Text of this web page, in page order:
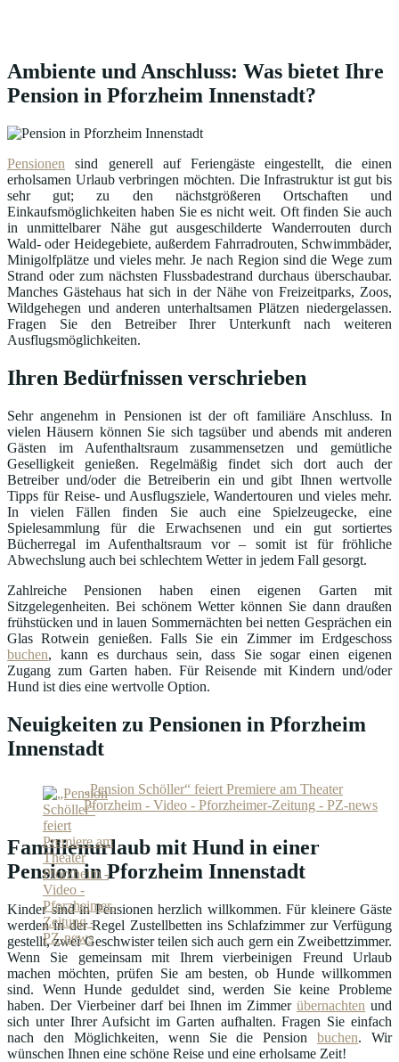
Ambiente und Anschluss: Was bietet Ihre
Pension in Pforzheim Innenstadt?
Pensionen sind generell auf Feriengäste eingestellt, die einen
erholsamen Urlaub verbringen möchten. Die Infrastruktur ist gut bis
sehr gut; zu den nächstgrößeren Ortschaften und
Einkaufsmöglichkeiten haben Sie es nicht weit. Oft finden Sie auch
in unmittelbarer Nähe gut ausgeschilderte Wanderrouten durch
Wald- oder Heidegebiete, außerdem Fahrradrouten, Schwimmbäder,
Minigolfplätze und vieles mehr. Je nach Region sind die Wege zum
Strand oder zum nächsten Flussbadestrand durchaus überschaubar.
Manches Gästehaus hat sich in der Nähe von Freizeitparks, Zoos,
Wildgehegen und anderen unterhaltsamen Plätzen niedergelassen.
Fragen Sie den Betreiber Ihrer Unterkunft nach weiteren
Ausflugsmöglichkeiten.
Ihren Bedürfnissen verschrieben
Sehr angenehm in Pensionen ist der oft familiäre Anschluss. In
vielen Häusern können Sie sich tagsüber und abends mit anderen
Gästen im Aufenthaltsraum zusammensetzen und gemütliche
Geselligkeit genießen. Regelmäßig findet sich dort auch der
Betreiber und/oder die Betreiberin ein und gibt Ihnen wertvolle
Tipps für Reise- und Ausflugsziele, Wandertouren und vieles mehr.
In vielen Fällen finden Sie auch eine Spielzeugecke, eine
Spielesammlung für die Erwachsenen und ein gut sortiertes
Bücherregal im Aufenthaltsraum vor – somit ist für fröhliche
Abwechslung auch bei schlechtem Wetter in jedem Fall gesorgt.
Zahlreiche Pensionen haben einen eigenen Garten mit
Sitzgelegenheiten. Bei schönem Wetter können Sie dann draußen
frühstücken und in lauen Sommernächten bei netten Gesprächen ein
Glas Rotwein genießen. Falls Sie ein Zimmer im Erdgeschoss
buchen, kann es durchaus sein, dass Sie sogar einen eigenen
Zugang zum Garten haben. Für Reisende mit Kindern und/oder
Hund ist dies eine wertvolle Option.
Neuigkeiten zu Pensionen in Pforzheim
Innenstadt
„Pension Schöller“ feiert Premiere am Theater
Pforzheim - Video - Pforzheimer-Zeitung - PZ-news
Familienurlaub mit Hund in einer
Pension in Pforzheim Innenstadt
Kinder sind in Pensionen herzlich willkommen. Für kleinere Gäste
werden in der Regel Zustellbetten ins Schlafzimmer zur Verfügung
gestellt, zwei Geschwister teilen sich auch gern ein Zweibettzimmer.
Wenn Sie gemeinsam mit Ihrem vierbeinigen Freund Urlaub
machen möchten, prüfen Sie am besten, ob Hunde willkommen
sind. Wenn Hunde geduldet sind, werden Sie keine Probleme
haben. Der Vierbeiner darf bei Ihnen im Zimmerübernachten und
sich unter Ihrer Aufsicht im Garten aufhalten. Fragen Sie einfach
nach den Möglichkeiten, wenn Sie die Pensionbuchen. Wir
wünschen Ihnen eine schöne Reise und eine erholsame Zeit!